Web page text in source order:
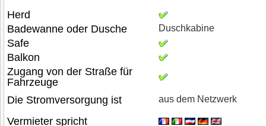
Herd
Badewanne oder Dusche
Duschkabine
Safe
Balkon
Zugang von der Straße für
Fahrzeuge
Die Stromversorgung ist
aus dem Netzwerk
Vermieter spricht